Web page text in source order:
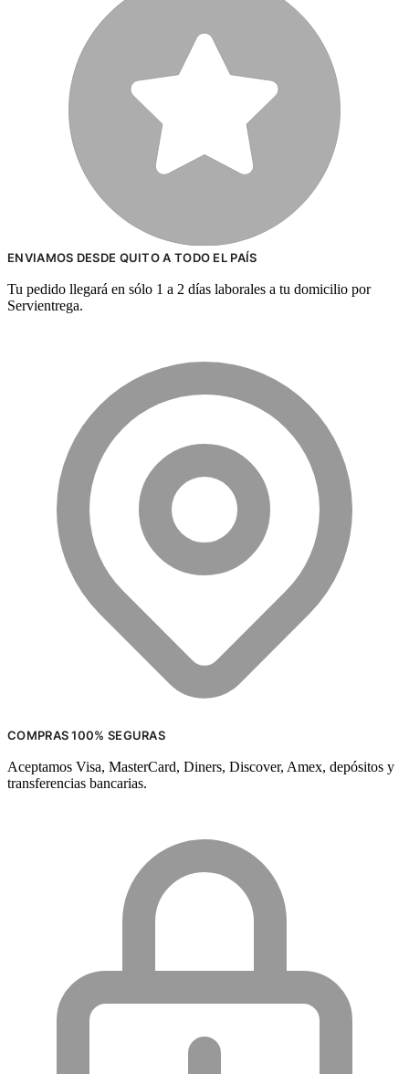
ENVIAMOS DESDE QUITO A TODO EL PAÍS
Tu pedido llegará en sólo 1 a 2 días laborales a tu domicilio por
Servientrega.
COMPRAS 100% SEGURAS
Aceptamos Visa, MasterCard, Diners, Discover, Amex, depósitos y
transferencias bancarias.